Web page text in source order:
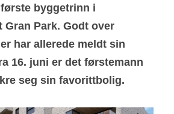
byggetrinn i
Gran Park. Godt over
har allerede meldt sin
16. juni er det førstemann
seg sin favorittbolig.